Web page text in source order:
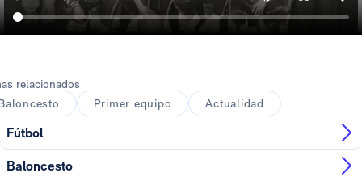
relacionados
Primer equipo Actualidad
Fútbol
Baloncesto